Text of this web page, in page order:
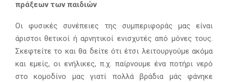
πράξεων των παιδιών
Οι φυσικές συνέπειες της συμπεριφοράς μας είναι
άριστοι θετικοί ή αρνητικοί ενισχυτές από μόνες τους.
Σκεφτείτε το και θα δείτε ότι έτσι λειτουργούμε ακόμα
και εμείς, οι ενήλικες, π.χ. παίρνουμε ένα ποτήρι νερό
στο κομοδίνο μας γιατί πολλά βράδια μάς φάνηκε